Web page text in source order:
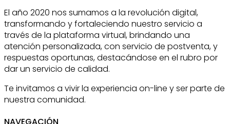
El año 2020 nos sumamos a la revolución digital,
transformando y fortaleciendo nuestro servicio a
través de la plataforma virtual, brindando una
atención personalizada, con servicio de postventa, y
respuestas oportunas, destacándose en el rubro por
dar un servicio de calidad.
Te invitamos a vivir la experiencia on-line y ser parte de
nuestra comunidad.